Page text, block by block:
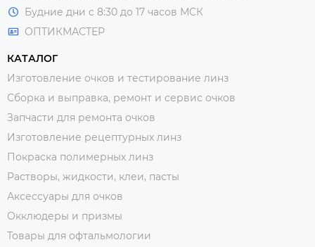
Будние дни с 8:30 до 17 часов МСК
ОПТИКМАСТЕР
КАТАЛОГ
Изготовление очков и тестирование линз
Сборка и выправка, ремонт и сервис очков
Запчасти для ремонта очков
Изготовление рецептурных линз
Покраска полимерных линз
Растворы, жидкости, клеи, пасты
Аксессуары для очков
Окклюдеры и призмы
Товары для офтальмологии